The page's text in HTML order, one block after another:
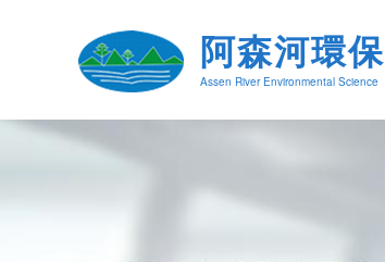
阿森河環保
Assen River Environmental Science